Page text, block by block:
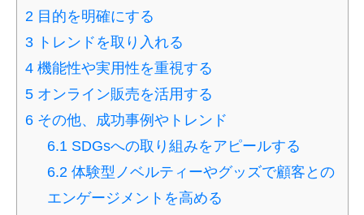
2 目的を明確にする
3 トレンドを取り入れる
4 機能性や実用性を重視する
5 オンライン販売を活用する
6 その他、成功事例やトレンド
6.1 SDGsへの取り組みをアピールする
6.2 体験型ノベルティーやグッズで顧客との
エンゲージメントを高める